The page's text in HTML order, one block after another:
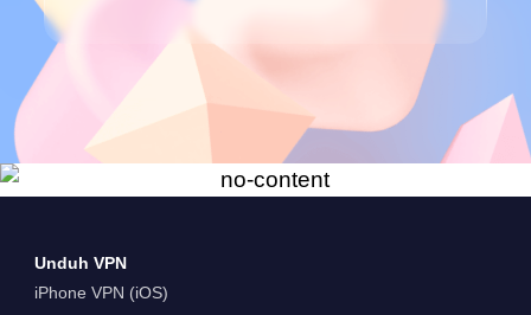
Unduh VPN
iPhone VPN (iOS)